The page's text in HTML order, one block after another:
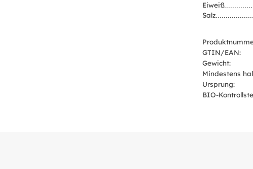
Eiweiß
Salz
GTIN/EAN:
Gewicht:
Mindestens
Ursprung:
BIO-